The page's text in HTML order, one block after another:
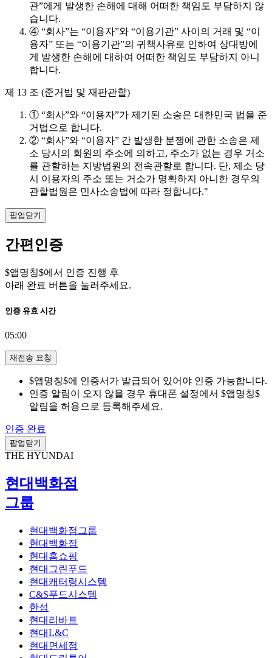
관”에게 발생한 손해에 대해 어떠한 책임도 부담하지 않
습니다.
④ “회사”는 “이용자”와 “이용기관” 사이의 거래 및 “이
용자” 또는 “이용기관”의 귀책사유로 인하여 상대방에
게 발생한 손해에 대하여 어떠한 책임도 부담하지 아니
합니다.
제 13 조 (준거법 및 재판관할)
① “회사”와 “이용자”가 제기된 소송은 대한민국 법을 준
거법으로 합니다.
② “회사”와 “이용자” 간 발생한 분쟁에 관한 소송은 제
소 당시의 회원의 주소에 의하고, 주소가 없는 경우 거소
를 관할하는 지방법원의 전속관할로 합니다. 단, 제소 당
시 이용자의 주소 또는 거소가 명확하지 아니한 경우의
관할법원은 민사소송법에 따라 정합니다."
팝업닫기
간편인증
$앱명칭$에서 인증 진행 후
아래 완료 버튼을 눌러주세요.
인증 유효 시간
05:00
재전송 요청
$앱명칭$에 인증서가 발급되어 있어야 인증 가능합니다.
인증 알림이 오지 않을 경우 휴대폰 설정에서 $앱명칭$
알림을 허용으로 등록해주세요.
인증 완료
팝업닫기
THE HYUNDAI
현대백화점
그룹
현대백화점그룹
현대백화점
현대홈쇼핑
현대그린푸드
현대캐터링시스템
C&S푸드시스템
한섬
현대리바트
현대L&C
현대면세점